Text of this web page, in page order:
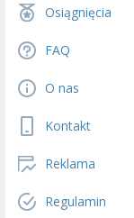
Osiągnięcia
FAQ
O nas
Kontakt
Reklama
Regulamin